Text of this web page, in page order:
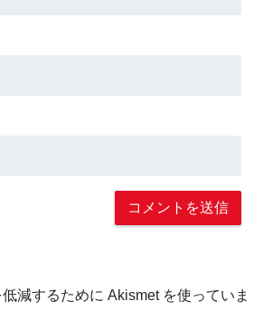
減するために Akismet を使っていま